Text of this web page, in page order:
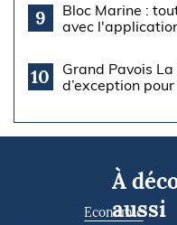
9
Bloc Marine :
avec
10
Grand Pavois
d’exception
À
aussi
Economie